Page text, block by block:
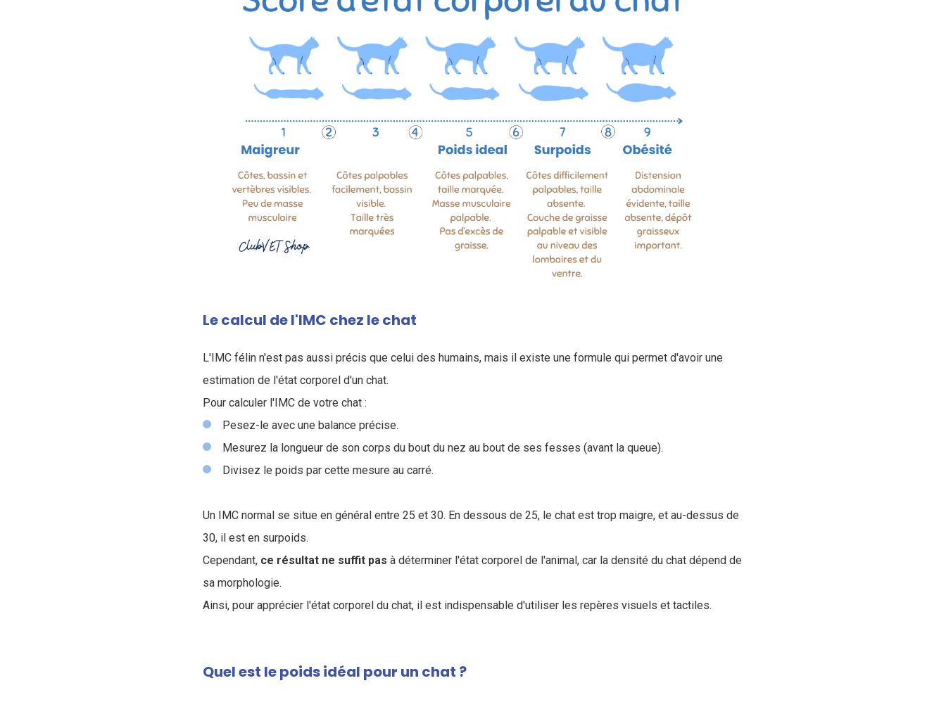
Le calcul de l'IMC chez le chat
L'IMC félin n'est pas aussi précis que celui des humains, mais il existe une formule qui permet d'avoir une
estimation de l'état corporel d'un chat.
Pour calculer l'IMC de votre chat :
Pesez-le avec une balance précise.
Mesurez la longueur de son corps du bout du nez au bout de ses fesses (avant la queue).
Divisez le poids par cette mesure au carré.
Un IMC normal se situe en général entre 25 et 30. En dessous de 25, le chat est trop maigre, et au-dessus de
30, il est en surpoids.
Cependant, ce résultat ne suffit pas à déterminer l'état corporel de l'animal, car la densité du chat dépend de
sa morphologie.
Ainsi, pour apprécier l'état corporel du chat, il est indispensable d'utiliser les repères visuels et tactiles.
Quel est le poids idéal pour un chat ?